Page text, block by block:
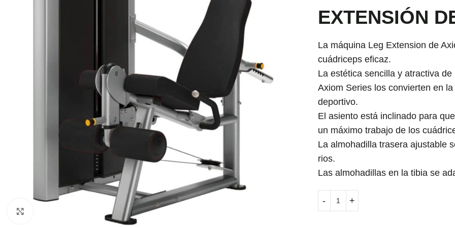
EXTENSIÓN
La máquina Leg Extension de
cuádriceps eficaz.
La estética sencilla y atractiva
Axiom Series los convierten en
deportivo.
El asiento está inclinado para
un máximo trabajo de los
La almohadilla trasera ajustable
rios.
Las almohadillas en la tibia se